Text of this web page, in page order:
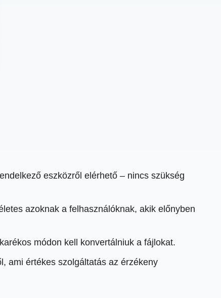
eszközről elérhető – nincs szükség
azoknak a felhasználóknak, akik előnyben
módon kell konvertálniuk a fájlokat.
ami értékes szolgáltatás az érzékeny